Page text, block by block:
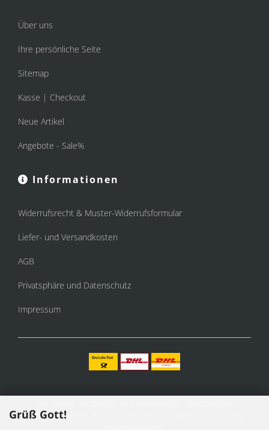
Grüß Gott!
Über uns
Ihre persönliche Seite
Sitemap
Kasse | Checkout
Neue Artikel
Angebote - Sale%
Informationen
Widerrufsrecht & Muster-Widerrufsformular
Liefer- und Versandkosten
AGB
Privatsphäre und Datenschutz
Impressum
Mehrwertsteuer, zzgl.